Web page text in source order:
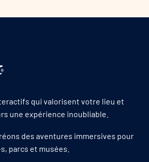
qui valorisent votre lieu et
une expérience inoubliable.
des aventures immersives pour
parcs et musées.